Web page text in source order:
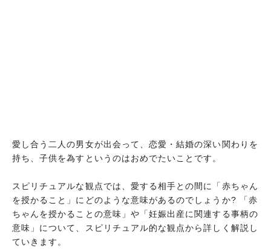
愛し合う二人の男女が出会って、恋愛・結婚の深い関わりを
持ち、子供を為すというのはおめでたいことです。
スピリチュアルな観点では、愛する相手との間に「赤ちゃん
を授かること」にどのような意味があるのでしょうか? 「赤
ちゃんを授かることの意味」や「妊娠出産に関連する事柄の
意味」について、スピリチュアル的な観点から詳しく解説し
ていきます。